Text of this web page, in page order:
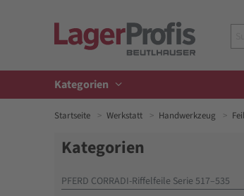
Kategorien
Startseite Werkstatt Handwerkzeug
Kategorien
PFERD CORRADI-Riffelfeile Serie 517–535